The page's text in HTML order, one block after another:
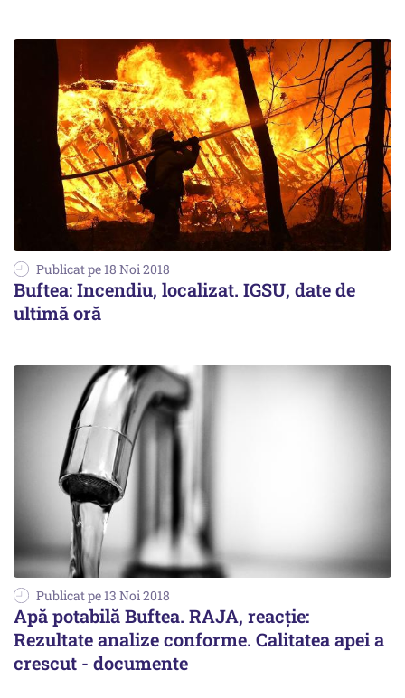
Publicat pe 18 Noi 2018
Buftea: Incendiu, localizat. IGSU, date de
ultimă oră
Publicat pe 13 Noi 2018
Apă potabilă Buftea. RAJA, reacție:
Rezultate analize conforme. Calitatea apei a
crescut - documente